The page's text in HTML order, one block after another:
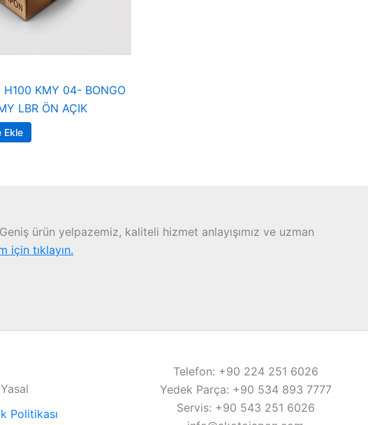
H100 KMY 04- BONGO
LBR ÖN AÇIK
Ekle
ürün yelpazemiz, kaliteli hizmet anlayışımız ve uzman
için tıklayın.
Yasal
Politikası
Telefon: +90 224 251 6026
Yedek Parça: +90 534 893 7777
Servis: +90 543 251 6026